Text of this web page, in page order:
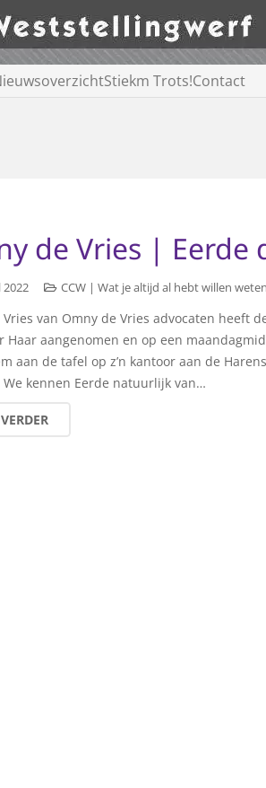
Stiekm Trots!Contact
de Vries | Eerde
2022 CCW | Wat je altijd al hebt willen
Vries van Omny de Vries advocaten heeft
Haar aangenomen en op een
aan de tafel op z’n kantoor aan de
We kennen Eerde natuurlijk van…